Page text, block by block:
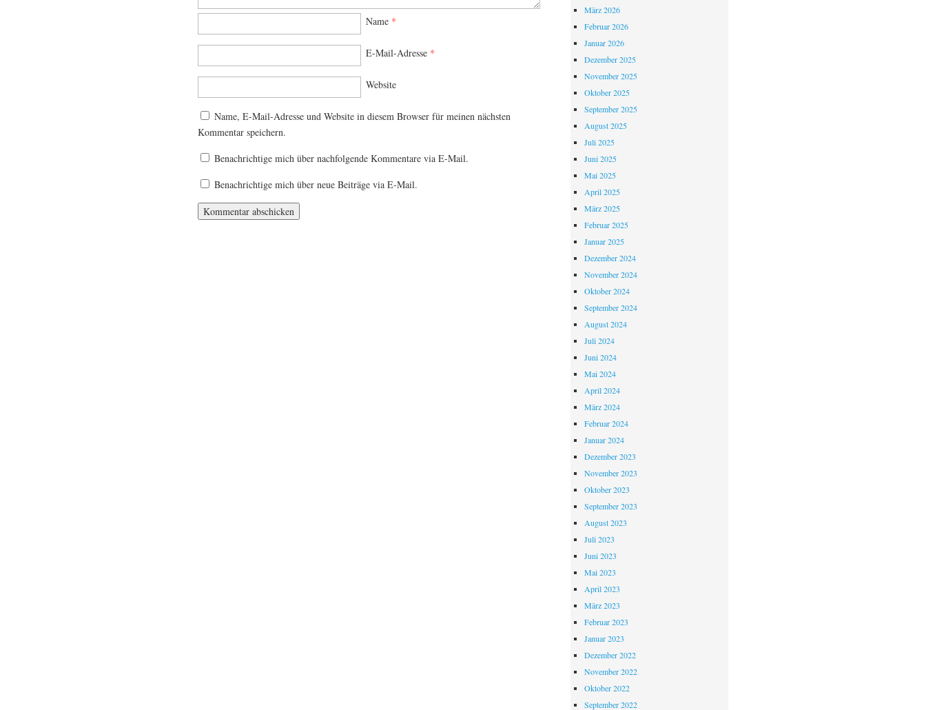
Name *
E-Mail-Adresse *
Website
Name, E-Mail-Adresse und Website in diesem Browser für meinen nächsten
Kommentar speichern.
Benachrichtige mich über nachfolgende Kommentare via E-Mail.
Benachrichtige mich über neue Beiträge via E-Mail.
März 2026
Februar 2026
Januar 2026
Dezember 2025
November 2025
Oktober 2025
September 2025
August 2025
Juli 2025
Juni 2025
Mai 2025
April 2025
März 2025
Februar 2025
Januar 2025
Dezember 2024
November 2024
Oktober 2024
September 2024
August 2024
Juli 2024
Juni 2024
Mai 2024
April 2024
März 2024
Februar 2024
Januar 2024
Dezember 2023
November 2023
Oktober 2023
September 2023
August 2023
Juli 2023
Juni 2023
Mai 2023
April 2023
März 2023
Februar 2023
Januar 2023
Dezember 2022
November 2022
Oktober 2022
September 2022